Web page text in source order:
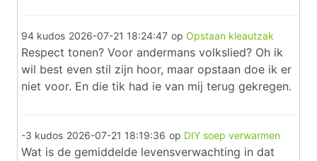
94 kudos 2026-07-21 18:24:47 op Opstaan kleautzak
Respect tonen? Voor andermans volkslied? Oh ik
wil best even stil zijn hoor, maar opstaan doe ik er
niet voor. En die tik had ie van mij terug gekregen.
-3 kudos 2026-07-21 18:19:36 op DIY soep verwarmen
Wat is de gemiddelde levensverwachting in dat